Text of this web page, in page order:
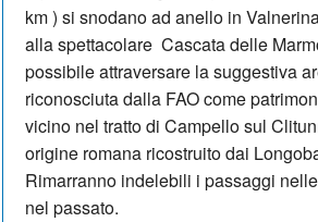
km ) si snodano ad anello in
alla spettacolare Cascata delle
possibile attraversare la suggestiva
riconosciuta dalla FAO come
vicino nel tratto di Campello sul
origine romana ricostruito dai
Rimarranno indelebili i passaggi
nel passato.